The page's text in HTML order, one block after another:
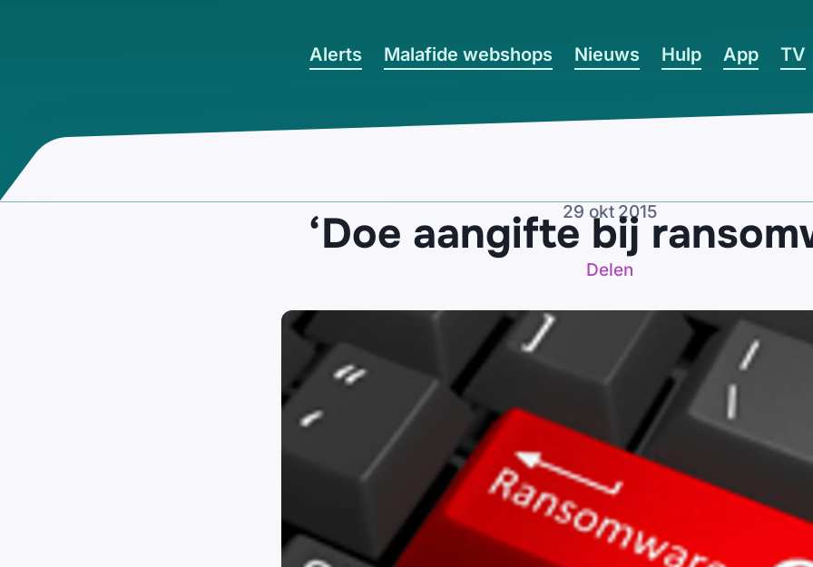
Alerts Malafide webshops Nieuws Hulp App TV
29 okt 2015
‘Doe aangifte bij
Delen